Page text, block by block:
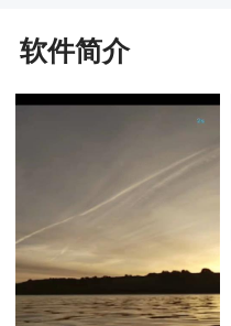
软件简介